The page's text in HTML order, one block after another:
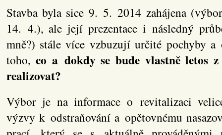
Stavba byla sice 9. 5. 2014 zahájena
14. 4.), ale její prezentace i následný
mně?) stále více vzbuzují určité pochyby
toho,co a dokdy se bude vlastně letos
realizovat?
Výbor je na informace o revitalizaci
výzvy k odstraňování a opětovnému